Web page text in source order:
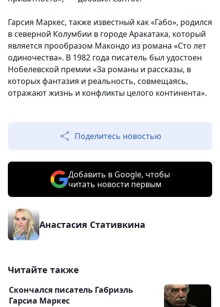
Гарсия Маркес, также известный как «Габо», родился
в северной Колумбии в городе Аракатака, который
является прообразом Макондо из романа «Сто лет
одиночества». В 1982 года писатель был удостоен
Нобелевской премии «За романы и рассказы, в
которых фантазия и реальность, совмещаясь,
отражают жизнь и конфликты целого континента».
Поделитесь новостью
Добавить в Google, чтобы
читать новости первым
Анастасия Стативкина
Читайте также
Скончался писатель Габриэль
Гарсиа Маркес